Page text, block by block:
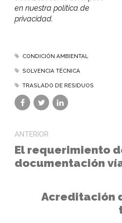
en nuestra política de
privacidad.
CONDICIÓN AMBIENTAL
SOLVENCIA TÉCNICA
TRASLADO DE RESIDUOS
ANTERIOR
El requerimiento
documentación
Acreditación